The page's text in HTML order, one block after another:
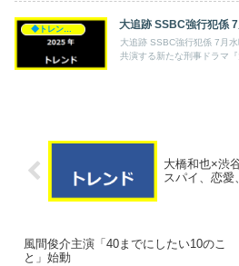
◆トレンド◆ 大追跡 SSBC強行犯係
大追跡 SSBC強行犯係 7月
共演する新たな刑事ドラマ
大橋和也×渋
スパイ、恋愛
風間俊介主演「40までにしたい10のこ
と」始動